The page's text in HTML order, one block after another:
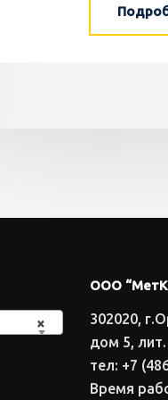
×
ООО
302020,
дом 5,
тел: +7
Время